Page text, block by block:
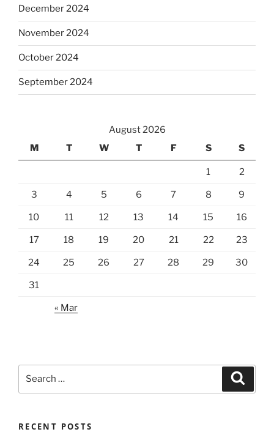
December 2024
November 2024
October 2024
September 2024
August 2026
M
T W T F S S
1 2
3 4 5 6 7 8 9
10 11 12 13 14 15 16
17 18 19 20 21 22 23
24 25 26 27 28 29 30
31
« Mar
RECENT POSTS